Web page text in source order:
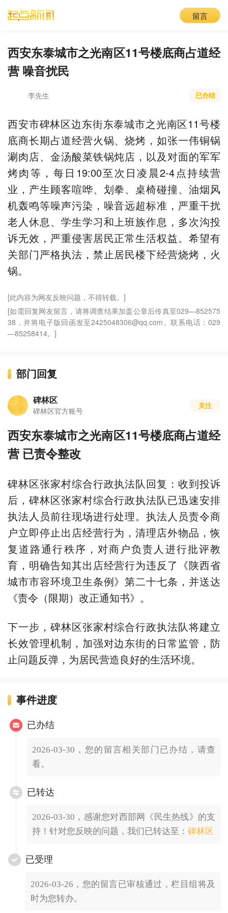
留言
西安东泰城市之光南区11号楼底商占道经
营 噪音扰民
李先生 已办结
西安市碑林区边东街东泰城市之光南区11号楼
底商长期占道经营火锅、烧烤，如张一伟铜锅
涮肉店、金汤酸菜铁锅炖店，以及对面的军军
烤肉等，每日19:00至次日凌晨2-4点持续营
业，产生顾客喧哗、划拳、桌椅碰撞、油烟风
机轰鸣等噪声污染，噪音远超标准，严重干扰
老人休息、学生学习和上班族作息，多次沟投
诉无效，严重侵害居民正常生活权益。希望有
关部门严格执法，禁止居民楼下经营烧烤，火
锅。
[此内容为网友反映问题，不得转载。]
[如需回复网友留言，请将调查结果加盖公章后传真至029—852575
38，并将电子版回函发至2425048306@qq.com。联系电话：029
—85258414。]
部门回复
碑林区
碑林区官方账号
关注
西安东泰城市之光南区11号楼底商占道经
营 已责令整改
碑林区张家村综合行政执法队回复：收到投诉
后，碑林区张家村综合行政执法队已迅速安排
执法人员前往现场进行处理。执法人员责令商
户立即停止出店经营行为，清理店外物品，恢
复道路通行秩序，对商户负责人进行批评教
育，明确告知其出店经营行为违反了《陕西省
城市市容环境卫生条例》第二十七条，并送达
《责令（限期）改正通知书》。
下一步，碑林区张家村综合行政执法队将建立
长效管理机制，加强对边东街的日常监管，防
止问题反弹，为居民营造良好的生活环境。
事件进度
已办结
2026-03-30，您的留言相关部门已办结，请查
看。
已转达
2026-03-30，感谢您对西部网《民生热线》的支
持！针对您反映的问题，我们已转达至： 碑林区
已受理
2026-03-26，您的留言已审核通过，栏目组将及
时为您转办。